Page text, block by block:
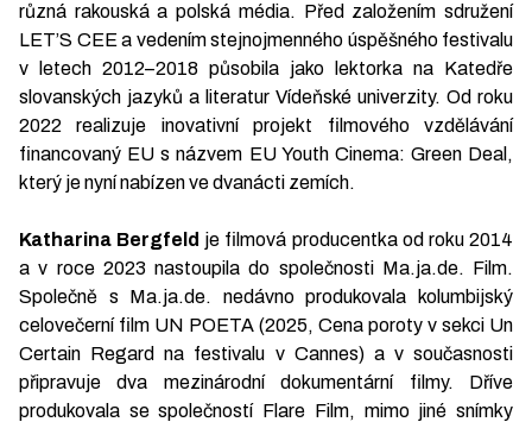
různá rakouská a polská média. Před založením sdružení
LET’S CEE a vedením stejnojmenného úspěšného festivalu
v letech 2012–2018 působila jako lektorka na Katedře
slovanských jazyků a literatur Vídeňské univerzity. Od roku
2022 realizuje inovativní projekt filmového vzdělávání
financovaný EU s názvem EU Youth Cinema: Green Deal,
který je nyní nabízen ve dvanácti zemích.
Katharina Bergfeld je filmová producentka od roku 2014
a v roce 2023 nastoupila do společnosti Ma.ja.de. Film.
Společně s Ma.ja.de. nedávno produkovala kolumbijský
celovečerní film UN POETA (2025, Cena poroty v sekci Un
Certain Regard na festivalu v Cannes) a v současnosti
připravuje dva mezinárodní dokumentární filmy. Dříve
produkovala se společností Flare Film, mimo jiné snímky